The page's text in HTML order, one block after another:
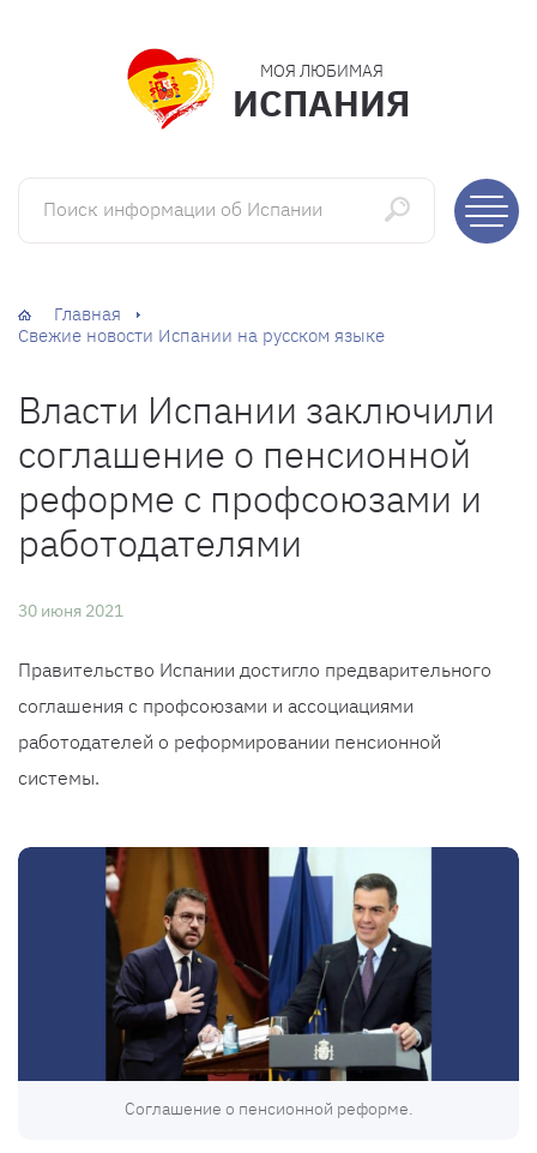
МОЯ ЛЮБИМАЯ
ИСПАНИЯ
Поиск информации об Испании
Главная
Свежие новости Испании на русском языке
Власти Испании заключили
соглашение о пенсионной
реформе с профсоюзами и
работодателями
30 июня 2021
Правительство Испании достигло предварительного
соглашения с профсоюзами и ассоциациями
работодателей о реформировании пенсионной
системы.
Соглашение о пенсионной реформе.